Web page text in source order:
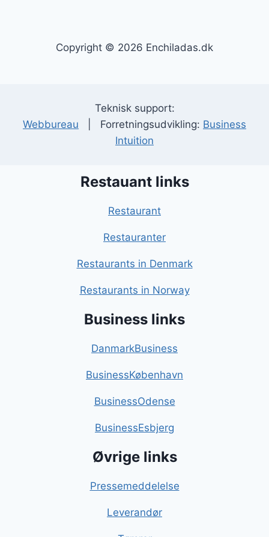
Copyright © 2026 Enchiladas.dk
Teknisk support:
Webbureau | Forretningsudvikling: Business
Intuition
Restauant links
Restaurant
Restauranter
Restaurants in Denmark
Restaurants in Norway
Business links
DanmarkBusiness
BusinessKøbenhavn
BusinessOdense
BusinessEsbjerg
Øvrige links
Pressemeddelelse
Leverandør